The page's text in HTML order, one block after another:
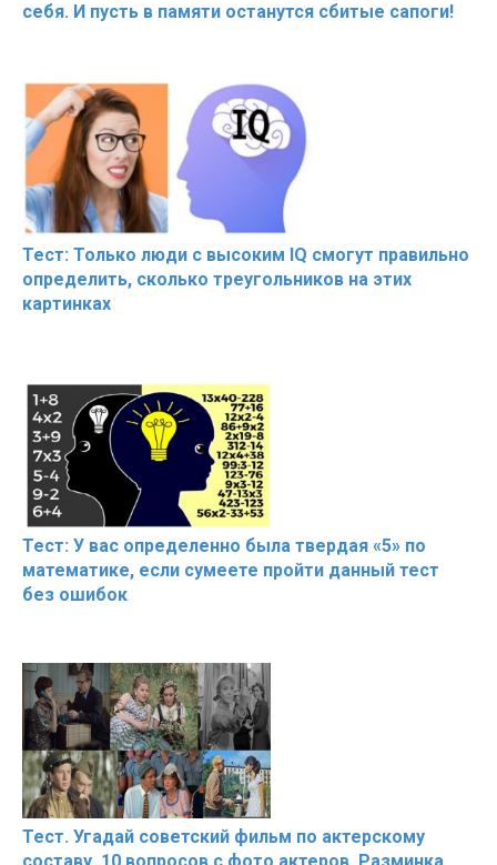
себя. И пусть в памяти останутся сбитые сапоги!
Тест: Только люди с высоким IQ смогут правильно
определить, сколько треугольников на этих
картинках
Тест: У вас определенно была твердая «5» по
математике, если сумеете пройти данный тест
без ошибок
Тест. Угадай советский фильм по актерскому